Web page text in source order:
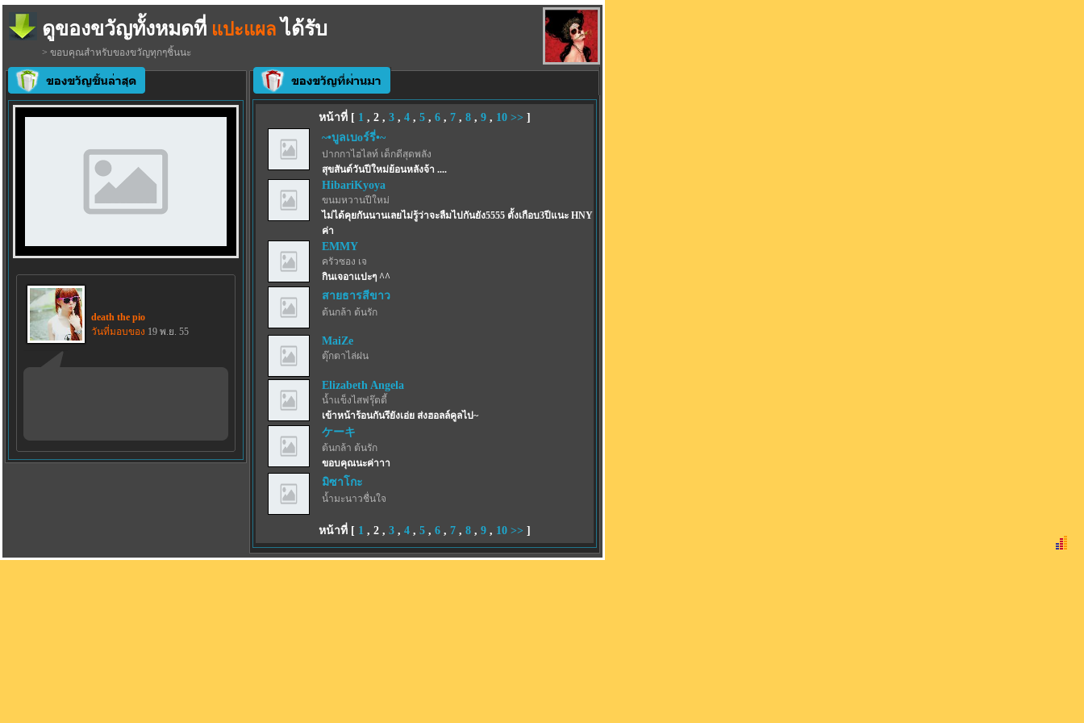
ดูของขวัญทั้งหมดที่ แปะแผล ได้รับ
> ขอบคุณสำหรับของขวัญทุกๆชิ้นนะ
death the pio
วันที่มอบของ 19 พ.ย. 55
หน้าที่ [ 1 , 2 , 3 , 4 , 5 , 6 , 7 , 8 , 9 , 10 >> ]
~•บูลเบoร์รี่•~
ปากกาไฮไลท์ เด็กดีสุดพลัง
สุขสันต์วันปีใหม่ย้อนหลังจ้า ....
HibariKyoya
ขนมหวานปีใหม่
ไม่ได้คุยกันนานเลยไม่รู้ว่าจะลืมไปกันยัง5555 ตั้งเกือบ3ปีแนะ HNY
ค่า
EMMY
ครัวซอง เจ
กินเจอาแปะๆ ^^
สายธารสีขาว
ต้นกล้า ต้นรัก
MaiZe
ตุ๊กตาไล่ฝน
Elizabeth Angela
น้ำแข็งไสฟรุ๊ตตี้
เข้าหน้าร้อนกันรึยังเอ่ย ส่งฮอลล์คูลไป~
ケーキ
ต้นกล้า ต้นรัก
ขอบคุณนะค่าาา
มิซาโกะ
น้ำมะนาวชื่นใจ
หน้าที่ [ 1 , 2 , 3 , 4 , 5 , 6 , 7 , 8 , 9 , 10 >> ]